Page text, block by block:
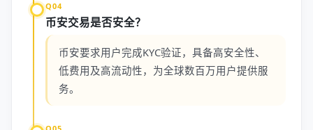
Q04
币安交易是否安全？
币安要求用户完成KYC验证，具备高安全性、
低费用及高流动性，为全球数百万用户提供服
务。